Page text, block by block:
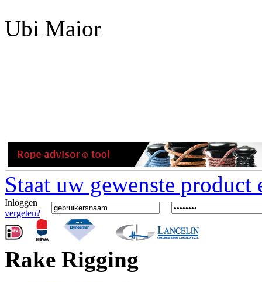
Ubi Maior
Staat uw gewenste
Inloggen
vergeten?
Rake Rigging